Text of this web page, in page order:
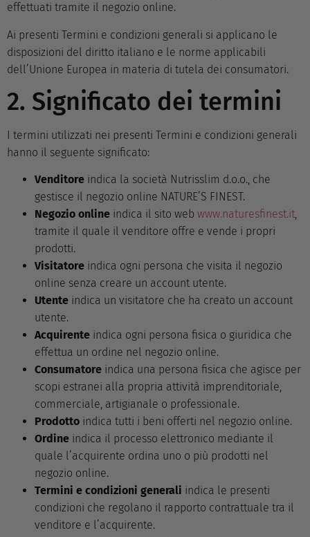
effettuati tramite il negozio online.
Ai presenti Termini e condizioni generali si applicano le
disposizioni del diritto italiano e le norme applicabili
dell’Unione Europea in materia di tutela dei consumatori.
2. Significato dei termini
I termini utilizzati nei presenti Termini e condizioni generali
hanno il seguente significato:
Venditore indica la società Nutrisslim d.o.o., che
gestisce il negozio online NATURE’S FINEST.
Negozio online indica il sito web www.naturesfinest.it,
tramite il quale il venditore offre e vende i propri
prodotti.
Visitatore indica ogni persona che visita il negozio
online senza creare un account utente.
Utente indica un visitatore che ha creato un account
utente.
Acquirente indica ogni persona fisica o giuridica che
effettua un ordine nel negozio online.
Consumatore indica una persona fisica che agisce per
scopi estranei alla propria attività imprenditoriale,
commerciale, artigianale o professionale.
Prodotto indica tutti i beni offerti nel negozio online.
Ordine indica il processo elettronico mediante il
quale l’acquirente ordina uno o più prodotti nel
negozio online.
Termini e condizioni generali indica le presenti
condizioni che regolano il rapporto contrattuale tra il
venditore e l’acquirente.